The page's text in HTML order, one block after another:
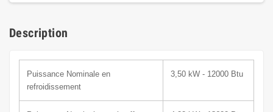
Description
Puissance Nominale en
refroidissement
3,50 kW - 12000 Btu